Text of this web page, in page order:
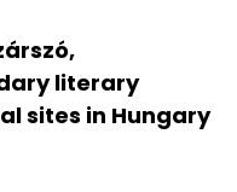
literary
sites in Hungary